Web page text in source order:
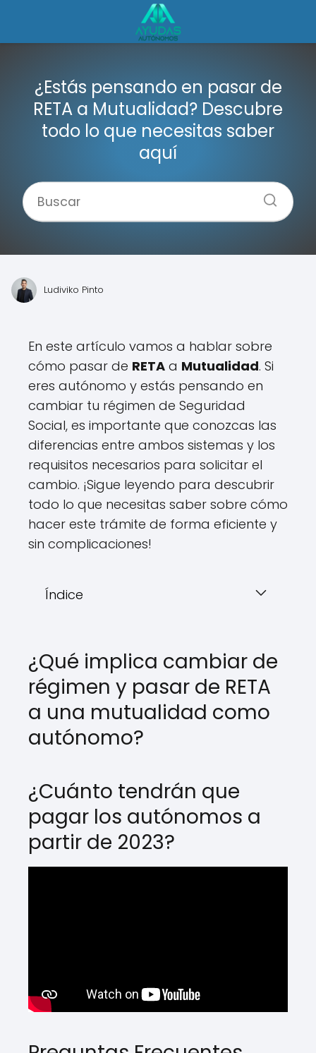
¿Estás pensando en pasar de
RETA a Mutualidad? Descubre
todo lo que necesitas saber
aquí
Ludiviko Pinto
En este artículo vamos a hablar sobre
cómo pasar de RETA a Mutualidad. Si
eres autónomo y estás pensando en
cambiar tu régimen de Seguridad
Social, es importante que conozcas las
diferencias entre ambos sistemas y los
requisitos necesarios para solicitar el
cambio. ¡Sigue leyendo para descubrir
todo lo que necesitas saber sobre cómo
hacer este trámite de forma eficiente y
sin complicaciones!
Índice
¿Qué implica cambiar de
régimen y pasar de RETA
a una mutualidad como
autónomo?
¿Cuánto tendrán que
pagar los autónomos a
partir de 2023?